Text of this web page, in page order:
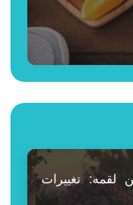
لقمه: تغییرات